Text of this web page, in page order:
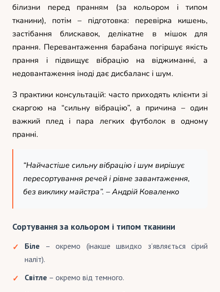
білизни перед пранням (за кольором і типом
тканини), потім – підготовка: перевірка кишень,
застібання блискавок, делікатне в мішок для
прання. Перевантаження барабана погіршує якість
прання і підвищує вібрацію на віджиманні, а
недовантаження іноді дає дисбаланс і шум.
З практики консультацій: часто приходять клієнти зі
скаргою на “сильну вібрацію”, а причина – один
важкий плед і пара легких футболок в одному
пранні.
“Найчастіше сильну вібрацію і шум вирішує
пересортування речей і рівне завантаження,
без виклику майстра”. –Андрій Коваленко
Сортування за кольором і типом тканини
Біле – окремо (інакше швидко з’являється сірий
наліт).
Світле – окремо від темного.